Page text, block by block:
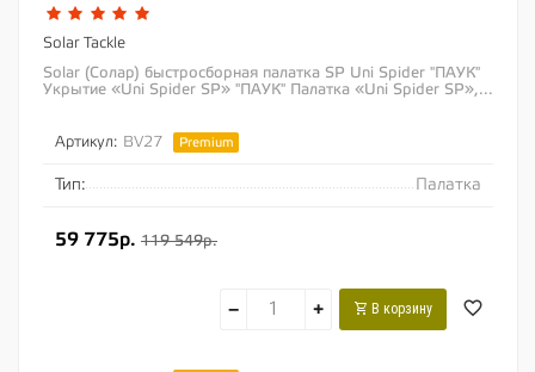
Solar Tackle
Solar (Солар) быстросборная палатка SP Uni Spider "ПАУК"
Укрытие «Uni Spider SP» "ПАУК" Палатка «Uni Spider SP»,...
Артикул: BV27 Premium
Тип: Палатка
59 775р. 119 549р.
− + В корзину